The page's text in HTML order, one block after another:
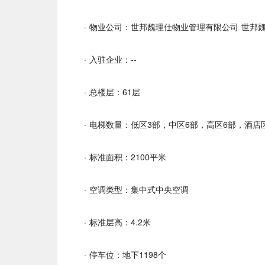
· 物业公司：世邦魏理仕物业管理有限公司 世邦
· 入驻企业：--
· 总楼层：61层
· 电梯数量：低区3部，中区6部，高区6部，酒店
· 标准面积：2100平米
· 空调类型：集中式中央空调
· 标准层高：4.2米
· 停车位：地下1198个